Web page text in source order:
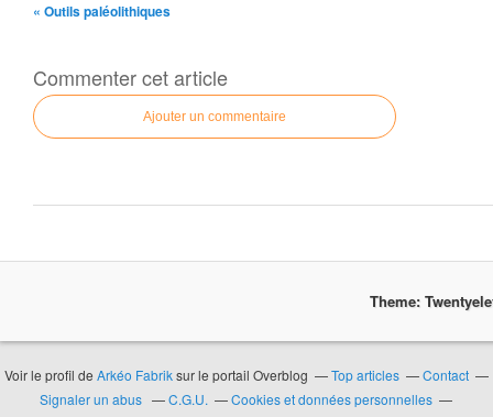
« Outils paléolithiques
Commenter cet article
Ajouter un commentaire
Theme:
Voir le profil de Arkéo Fabriksur le portail Overblog Top articles
Contact
Signaler un abus
C.G.U.
Cookies et données personnelles